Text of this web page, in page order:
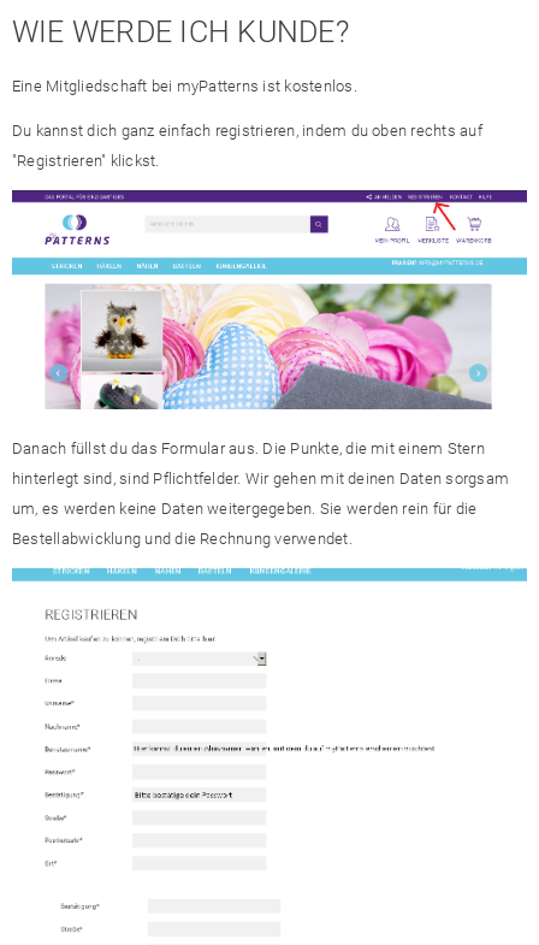
WIE WERDE ICH KUNDE?
Eine Mitgliedschaft bei myPatterns ist kostenlos.
Du kannst dich ganz einfach registrieren, indem du oben rechts auf
"Registrieren" klickst.
Danach füllst du das Formular aus. Die Punkte, die mit einem Stern
hinterlegt sind, sind Pflichtfelder. Wir gehen mit deinen Daten sorgsam
um, es werden keine Daten weitergegeben. Sie werden rein für die
Bestellabwicklung und die Rechnung verwendet.